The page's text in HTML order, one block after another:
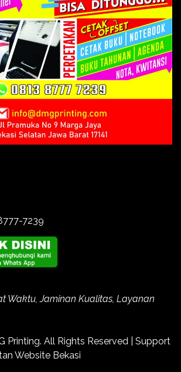
7239
Waktu, Jaminan Kualitas, Layanan
Printing. All Rights Reserved | Support
Website Bekasi